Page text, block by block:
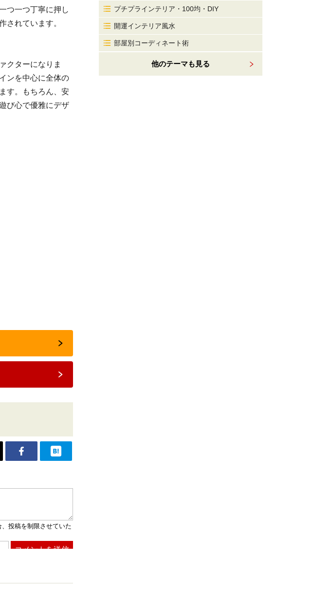
つ一つ丁寧に押し
されています。
クターになりま
ンを中心に全体の
す。もちろん、安
び心で優雅にデザ
プチプラインテリア・100均・DIY
開運インテリア風水
部屋別コーディネート術
他のテーマも見る